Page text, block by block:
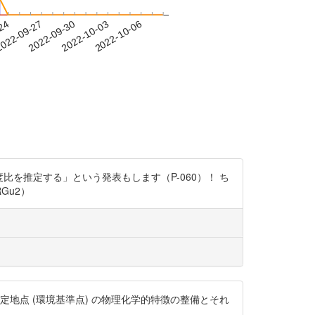
09-27
2022-09-302022-10-032022-10-06
を推定する」という発表もします（P-060）！ ち
）
地点 (環境基準点) の物理化学的特徴の整備とそれ